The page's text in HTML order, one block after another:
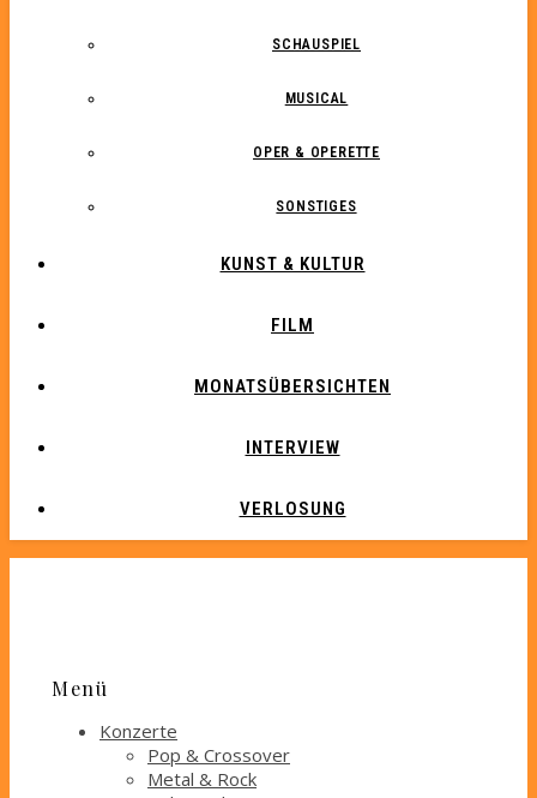
SCHAUSPIEL
MUSICAL
OPER & OPERETTE
SONSTIGES
KUNST & KULTUR
FILM
MONATSÜBERSICHTEN
INTERVIEW
VERLOSUNG
Menü
Konzerte
Pop & Crossover
Metal & Rock